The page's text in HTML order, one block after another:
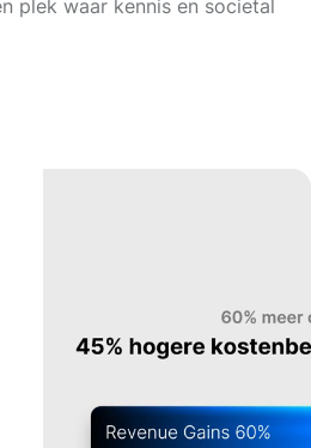
plek waar kennis en societal